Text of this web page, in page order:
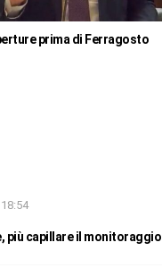
prima di Ferragosto
più capillare il monitoraggio